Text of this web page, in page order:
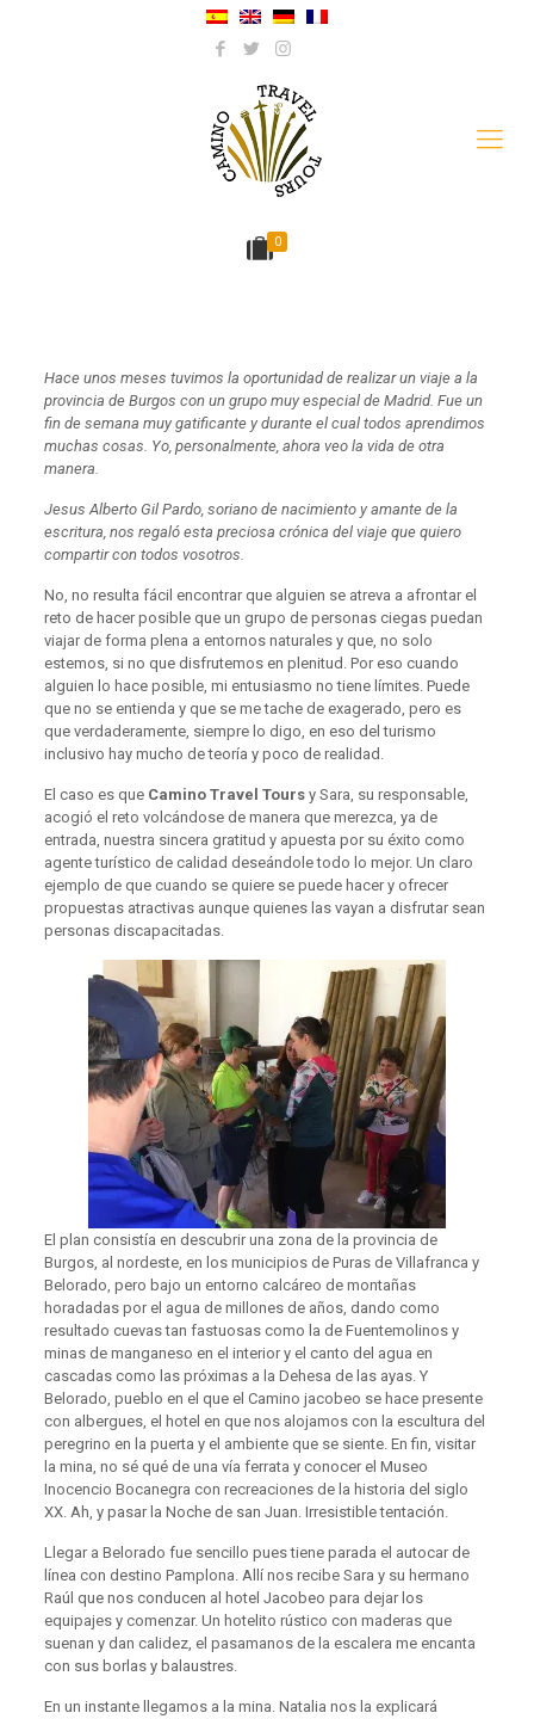
0
Hace unos meses tuvimos la oportunidad de realizar un viaje a la
provincia de Burgos con un grupo muy especial de Madrid. Fue un
fin de semana muy gatificante y durante el cual todos aprendimos
muchas cosas. Yo, personalmente, ahora veo la vida de otra
manera.
Jesus Alberto Gil Pardo, soriano de nacimiento y amante de la
escritura, nos regaló esta preciosa crónica del viaje que quiero
compartir con todos vosotros.
No, no resulta fácil encontrar que alguien se atreva a afrontar el
reto de hacer posible que un grupo de personas ciegas puedan
viajar de forma plena a entornos naturales y que, no solo
estemos, si no que disfrutemos en plenitud. Por eso cuando
alguien lo hace posible, mi entusiasmo no tiene límites. Puede
que no se entienda y que se me tache de exagerado, pero es
que verdaderamente, siempre lo digo, en eso del turismo
inclusivo hay mucho de teoría y poco de realidad.
El caso es que Camino Travel Toursy Sara, su responsable,
acogió el reto volcándose de manera que merezca, ya de
entrada, nuestra sincera gratitud y apuesta por su éxito como
agente turístico de calidad deseándole todo lo mejor. Un claro
ejemplo de que cuando se quiere se puede hacer y ofrecer
propuestas atractivas aunque quienes las vayan a disfrutar sean
personas discapacitadas.
El plan consistía en descubrir una zona de la provincia de
Burgos, al nordeste, en los municipios de Puras de Villafranca y
Belorado, pero bajo un entorno calcáreo de montañas
horadadas por el agua de millones de años, dando como
resultado cuevas tan fastuosas como la de Fuentemolinos y
minas de manganeso en el interior y el canto del agua en
cascadas como las próximas a la Dehesa de las ayas. Y
Belorado, pueblo en el que el Camino jacobeo se hace presente
con albergues, el hotel en que nos alojamos con la escultura del
peregrino en la puerta y el ambiente que se siente. En fin, visitar
la mina, no sé qué de una vía ferrata y conocer el Museo
Inocencio Bocanegra con recreaciones de la historia del siglo
XX. Ah, y pasar la Noche de san Juan. Irresistible tentación.
Llegar a Belorado fue sencillo pues tiene parada el autocar de
línea con destino Pamplona. Allí nos recibe Sara y su hermano
Raúl que nos conducen al hotel Jacobeo para dejar los
equipajes y comenzar. Un hotelito rústico con maderas que
suenan y dan calidez, el pasamanos de la escalera me encanta
con sus borlas y balaustres.
En un instante llegamos a la mina. Natalia nos la explicará